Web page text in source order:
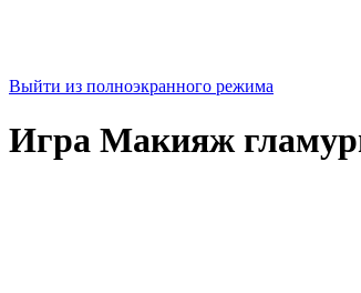
Выйти из полноэкранного режима
Игра Макияж